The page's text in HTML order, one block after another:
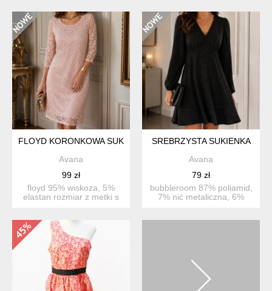
FLOYD KORONKOWA SUKIENKA
Avana
99 zł
floyd 95% wiskoza, 5%
elastan rozmiar z metki s
SREBRZYSTA SUKIENKA
Avana
79 zł
bubbleroom 87% poliamid,
7% nić metaliczna, 6%